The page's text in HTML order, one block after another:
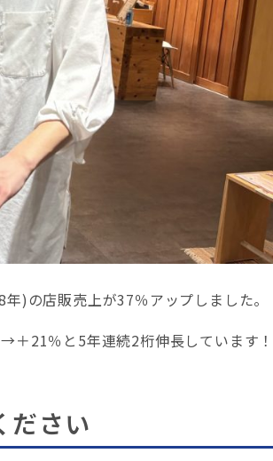
)の店販売上が37％アップしました。
21％と5年連続2桁伸長しています！
ださい